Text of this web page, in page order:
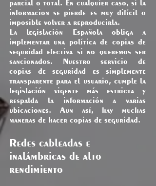
parcial o total. En cualquier caso, si la
informacion se pierde es muy difícil o
imposible volver a reproducirla.
La legislación Española obliga a
implementar una política de copias de
seguridad efectiva si no queremos ser
sancionados. Nuestro servicio de
copias de seguridad es simplemente
transparente para el usuario, cumple la
legislación vigente más estricta y
respalda la información a varias
ubicaciones. Aun así, hay muchas
maneras de hacer copias de seguridad.
Redes cableadas e
inalámbricas de alto
rendimiento